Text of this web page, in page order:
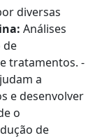
diversas
Análises
de
tratamentos. -
a
e desenvolver
o
de